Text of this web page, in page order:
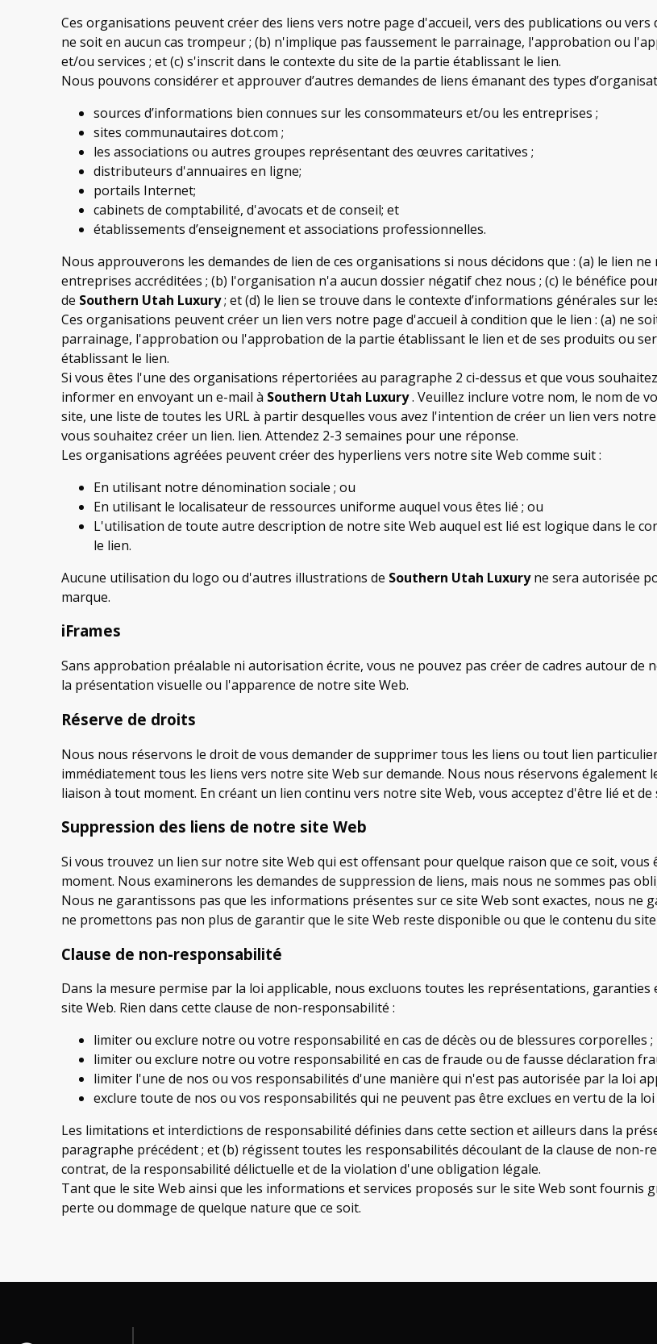
Ces organisations peuvent créer des liens vers notre page d'accueil, vers des publications ou
ne soit en aucun cas trompeur ; (b) n'implique pas faussement le parrainage, l'approbation ou
et/ou services ; et (c) s'inscrit dans le contexte du site de la partie établissant le lien.
Nous pouvons considérer et approuver d’autres demandes de liens émanant des types
sources d’informations bien connues sur les consommateurs et/ou les entreprises ;
sites communautaires dot.com ;
les associations ou autres groupes représentant des œuvres caritatives ;
distributeurs d'annuaires en ligne;
portails Internet;
cabinets de comptabilité, d'avocats et de conseil; et
établissements d’enseignement et associations professionnelles.
Nous approuverons les demandes de lien de ces organisations si nous décidons que : (a) le lien
entreprises accréditées ; (b) l'organisation n'a aucun dossier négatif chez nous ; (c) le bénéfice
de Southern Utah Luxury; et (d) le lien se trouve dans le contexte d’informations générales sur
Ces organisations peuvent créer un lien vers notre page d'accueil à condition que le lien : (a) ne
parrainage, l'approbation ou l'approbation de la partie établissant le lien et de ses produits ou
établissant le lien.
Si vous êtes l'une des organisations répertoriées au paragraphe 2 ci-dessus et que vous
informer en envoyant un e-mail à Southern Utah Luxury. Veuillez inclure votre nom, le nom de
site, une liste de toutes les URL à partir desquelles vous avez l'intention de créer un lien vers
vous souhaitez créer un lien. lien. Attendez 2-3 semaines pour une réponse.
Les organisations agréées peuvent créer des hyperliens vers notre site Web comme suit :
En utilisant notre dénomination sociale ; ou
En utilisant le localisateur de ressources uniforme auquel vous êtes lié ; ou
L'utilisation de toute autre description de notre site Web auquel est lié est logique dans le
le lien.
Aucune utilisation du logo ou d'autres illustrations de Southern Utah Luxuryne sera autorisée
marque.
iFrames
Sans approbation préalable ni autorisation écrite, vous ne pouvez pas créer de cadres autour de
la présentation visuelle ou l'apparence de notre site Web.
Réserve de droits
Nous nous réservons le droit de vous demander de supprimer tous les liens ou tout lien
immédiatement tous les liens vers notre site Web sur demande. Nous nous réservons
liaison à tout moment. En créant un lien continu vers notre site Web, vous acceptez d'être lié et
Suppression des liens de notre site Web
Si vous trouvez un lien sur notre site Web qui est offensant pour quelque raison que ce soit,
moment. Nous examinerons les demandes de suppression de liens, mais nous ne sommes pas
Nous ne garantissons pas que les informations présentes sur ce site Web sont exactes, nous ne
ne promettons pas non plus de garantir que le site Web reste disponible ou que le contenu du
Clause de non-responsabilité
Dans la mesure permise par la loi applicable, nous excluons toutes les représentations,
site Web. Rien dans cette clause de non-responsabilité :
limiter ou exclure notre ou votre responsabilité en cas de décès ou de blessures corporelles ;
limiter ou exclure notre ou votre responsabilité en cas de fraude ou de fausse déclaration
limiter l'une de nos ou vos responsabilités d'une manière qui n'est pas autorisée par la loi
exclure toute de nos ou vos responsabilités qui ne peuvent pas être exclues en vertu de la loi
Les limitations et interdictions de responsabilité définies dans cette section et ailleurs dans la
paragraphe précédent ; et (b) régissent toutes les responsabilités découlant de la clause de non-
contrat, de la responsabilité délictuelle et de la violation d'une obligation légale.
Tant que le site Web ainsi que les informations et services proposés sur le site Web sont
perte ou dommage de quelque nature que ce soit.